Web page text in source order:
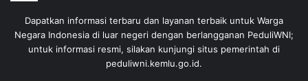
Dapatkan informasi terbaru dan layanan terbaik untuk Warga
Negara Indonesia di luar negeri dengan berlangganan PeduliWNI;
untuk informasi resmi, silakan kunjungi situs pemerintah di
peduliwni.kemlu.go.id.